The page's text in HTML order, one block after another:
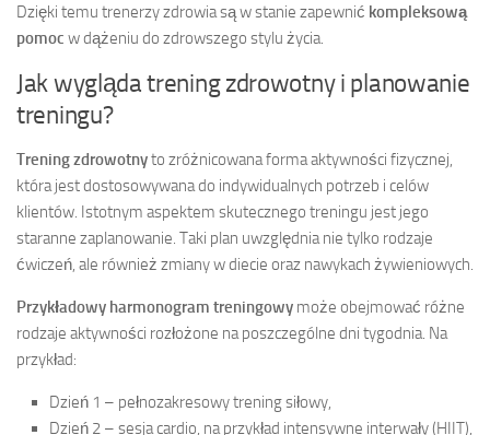
Dzięki temu trenerzy zdrowia są w stanie zapewnić kompleksową
pomoc w dążeniu do zdrowszego stylu życia.
Jak wygląda trening zdrowotny i planowanie
treningu?
Trening zdrowotnyto zróżnicowana forma aktywności fizycznej,
która jest dostosowywana do indywidualnych potrzeb i celów
klientów. Istotnym aspektem skutecznego treningu jest jego
staranne zaplanowanie. Taki plan uwzględnia nie tylko rodzaje
ćwiczeń, ale również zmiany w diecie oraz nawykach żywieniowych.
Przykładowy harmonogram treningowy może obejmować różne
rodzaje aktywności rozłożone na poszczególne dni tygodnia. Na
przykład:
Dzień 1 – pełnozakresowy trening siłowy,
Dzień 2 – sesja cardio, na przykład intensywne interwały (HIIT),